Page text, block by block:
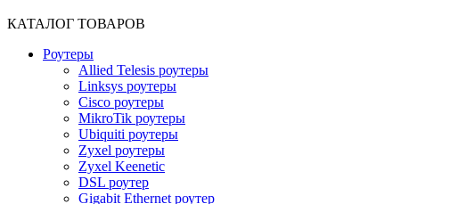
КАТАЛОГ ТОВАРОВ
Роутеры
Allied Telesis роутеры
Linksys роутеры
Cisco роутеры
MikroTik роутеры
Ubiquiti роутеры
Zyxel роутеры
Zyxel Keenetic
DSL роутер
Gigabit Ethernet роутер